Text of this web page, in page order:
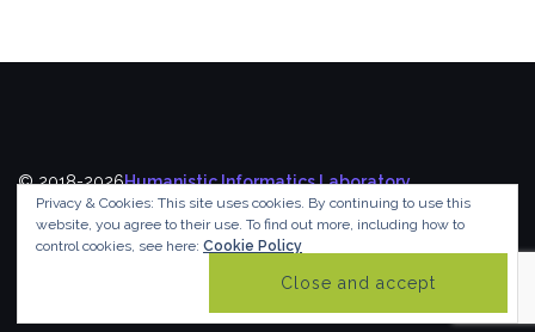
© 2018-2026Humanistic Informatics Laboratory,
Department of Informatics,Ionian University
Privacy & Cookies: This site uses cookies. By continuing to use this
website, you agree to their use. To find out more, including how to
control cookies, see here: Cookie Policy